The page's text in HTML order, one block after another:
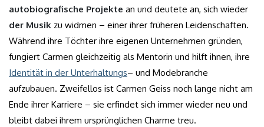
autobiografische Projekte an und deutete an, sich wieder
der Musik zu widmen – einer ihrer früheren Leidenschaften.
Während ihre Töchter ihre eigenen Unternehmen gründen,
fungiert Carmen gleichzeitig als Mentorin und hilft ihnen, ihre
Identität in der Unterhaltungs– und Modebranche
aufzubauen. Zweifellos ist Carmen Geiss noch lange nicht am
Ende ihrer Karriere – sie erfindet sich immer wieder neu und
bleibt dabei ihrem ursprünglichen Charme treu.